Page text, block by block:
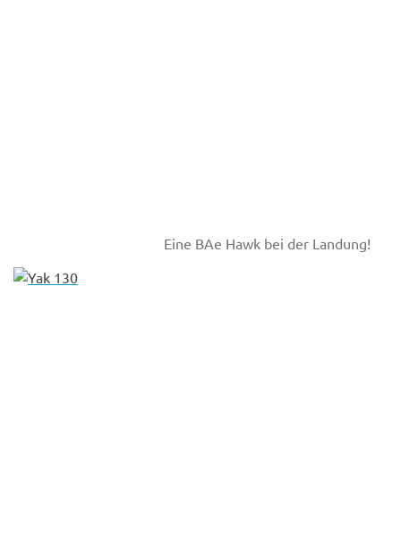
Eine BAe Hawk bei der Landung!